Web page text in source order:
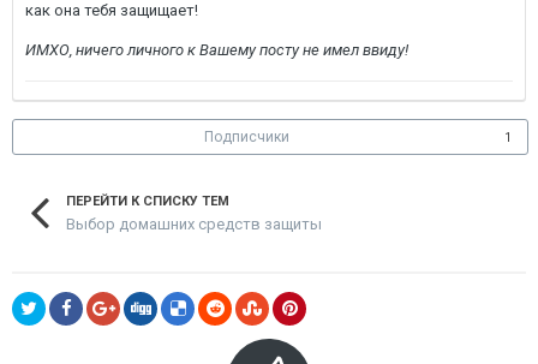
как она тебя защищает!
ИМХО, ничего личного к Вашему посту не имел ввиду!
Подписчики 1
ПЕРЕЙТИ К СПИСКУ ТЕМ
Выбор домашних средств защиты